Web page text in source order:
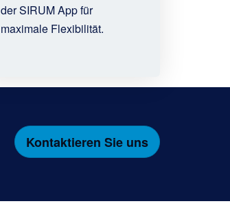
der SIRUM App für
maximale Flexibilität.
Kontaktieren Sie uns